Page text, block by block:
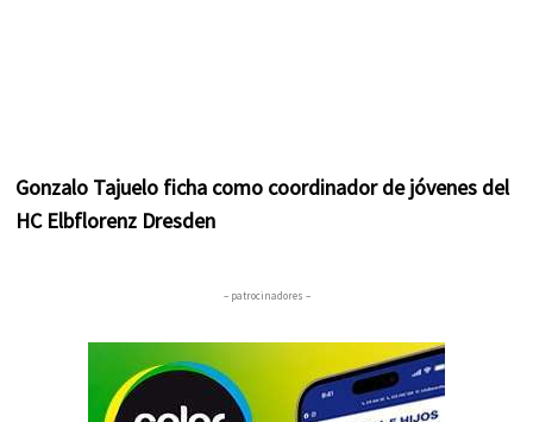
Gonzalo Tajuelo ficha como coordinador de jóvenes del
HC Elbflorenz Dresden
– patrocinadores –